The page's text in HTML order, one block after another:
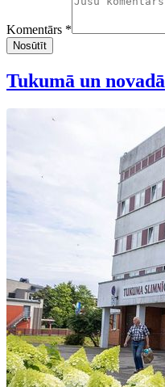
Komentārs *
Nosūtīt
Tukumā un novadā